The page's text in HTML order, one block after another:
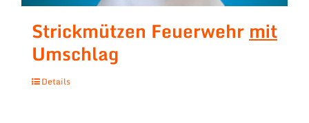
Strickmützen Feuerwehr mit
Umschlag
Details